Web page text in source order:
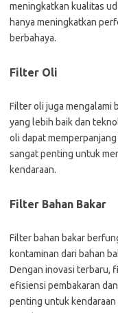
meningkatkan kualitas
hanya meningkatkan
berbahaya.
Filter Oli
Filter oli juga mengalami
yang lebih baik dan
oli dapat
sangat penting untuk
kendaraan.
Filter Bahan Bakar
Filter bahan bakar
kontaminan dari bahan
Dengan inovasi terbaru,
efisiensi pembakaran
penting untuk kendaraan